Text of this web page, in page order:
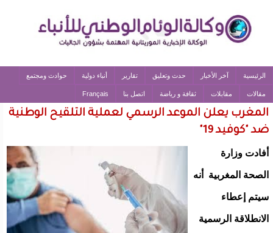
الرئيسية آخر الأخبار حدث وتعليق تقارير أنباء دولية حوادث ومجتمع
مقالات مقابلات ثقافة و رياضة اتصل بنا Français
المغرب يعلن الموعد الرسمي لعملية التلقيح الوطنية
ضد "كوفيد 19"
أفادت وزارة
الصحة المغربية أنه
سيتم إعطاء
الانطلاقة الرسمية